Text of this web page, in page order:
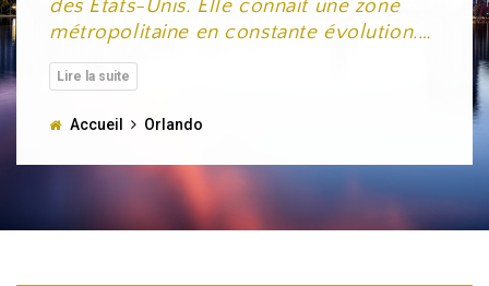
des États-Unis. Elle connait une zone
métropolitaine en constante évolution.…
Accueil Orlando